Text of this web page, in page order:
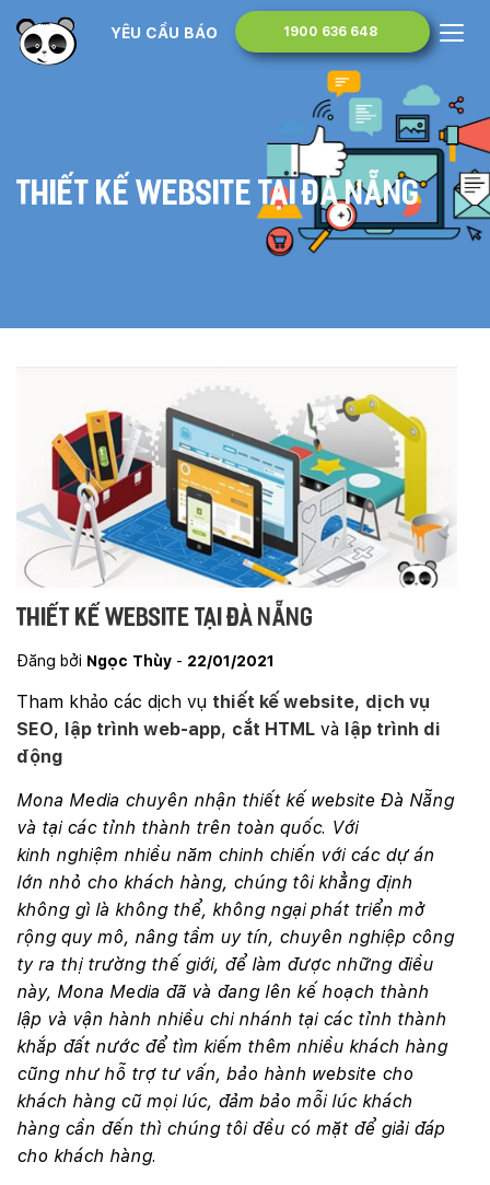
1900 636 648
Thiết kế website tại Đà Nẵng
Thiết kế website tại Đà Nẵng
Đăng bởi Ngọc Thùy - 22/01/2021
Tham khảo các dịch vụ thiết kế website, dịch vụ
SEO, lập trình web-app, cắt HTML và lập trình di
động
Mona Media chuyên nhận thiết kế website Đà Nẵng
và tại các tỉnh thành trên toàn quốc. Với
kinh nghiệm nhiều năm chinh chiến với các dự án
lớn nhỏ cho khách hàng, chúng tôi khẳng định
không gì là không thể, không ngại phát triển mở
rộng quy mô, nâng tầm uy tín, chuyên nghiệp công
ty ra thị trường thế giới, để làm được những điều
này, Mona Media đã và đang lên kế hoạch thành
lập và vận hành nhiều chi nhánh tại các tỉnh thành
khắp đất nước để tìm kiếm thêm nhiều khách hàng
cũng như hỗ trợ tư vấn, bảo hành website cho
khách hàng cũ mọi lúc, đảm bảo mỗi lúc khách
hàng cần đến thì chúng tôi đều có mặt để giải đáp
cho khách hàng.